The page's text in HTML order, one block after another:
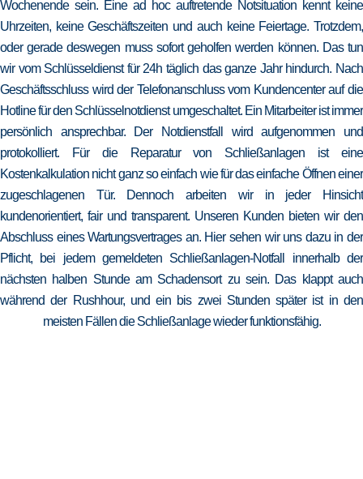
Wochenende sein. Eine ad hoc auftretende Notsituation kennt keine
Uhrzeiten, keine Geschäftszeiten und auch keine Feiertage. Trotzdem,
oder gerade deswegen muss sofort geholfen werden können. Das tun
wir vom Schlüsseldienst für 24h täglich das ganze Jahr hindurch. Nach
Geschäftsschluss wird der Telefonanschluss vom Kundencenter auf die
Hotline für den Schlüsselnotdienst umgeschaltet. Ein Mitarbeiter ist immer
persönlich ansprechbar. Der Notdienstfall wird aufgenommen und
protokolliert. Für die Reparatur von Schließanlagen ist eine
Kostenkalkulation nicht ganz so einfach wie für das einfache Öffnen einer
zugeschlagenen Tür. Dennoch arbeiten wir in jeder Hinsicht
kundenorientiert, fair und transparent. Unseren Kunden bieten wir den
Abschluss eines Wartungsvertrages an. Hier sehen wir uns dazu in der
Pflicht, bei jedem gemeldeten Schließanlagen-Notfall innerhalb der
nächsten halben Stunde am Schadensort zu sein. Das klappt auch
während der Rushhour, und ein bis zwei Stunden später ist in den
meisten Fällen die Schließanlage wieder funktionsfähig.